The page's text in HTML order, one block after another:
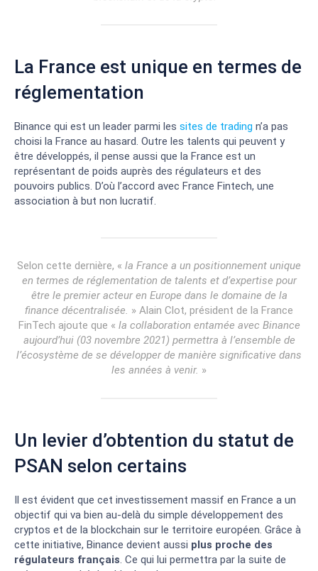
La France est unique en termes de
réglementation
Binance qui est un leader parmi les sites de trading n’a pas
choisi la France au hasard. Outre les talents qui peuvent y
être développés, il pense aussi que la France est un
représentant de poids auprès des régulateurs et des
pouvoirs publics. D’où l’accord avec France Fintech, une
association à but non lucratif.
Selon cette dernière, « la France a un positionnement unique
en termes de réglementation de talents et d’expertise pour
être le premier acteur en Europe dans le domaine de la
finance décentralisée. » Alain Clot, président de la France
FinTech ajoute que « la collaboration entamée avec Binance
aujourd’hui (03 novembre 2021) permettra à l’ensemble de
l’écosystème de se développer de manière significative dans
les années à venir. »
Un levier d’obtention du statut de
PSAN selon certains
Il est évident que cet investissement massif en France a un
objectif qui va bien au-delà du simple développement des
cryptos et de la blockchain sur le territoire européen. Grâce à
cette initiative, Binance devient aussi plus proche des
régulateurs français. Ce qui lui permettra par la suite de